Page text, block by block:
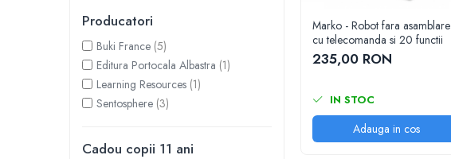
Jucarii interactive
Proiector pentru copii
Instrumente muzicale pentru copii
Producatori
Buki France (5)
Editura Portocala Albastra (1)
Learning Resources (1)
Sentosphere (3)
Cadou copii 11 ani
Marko - Robot fara asamblare
cu telecomanda si 20 functii
235,00 RON
IN STOC
Adauga in cos